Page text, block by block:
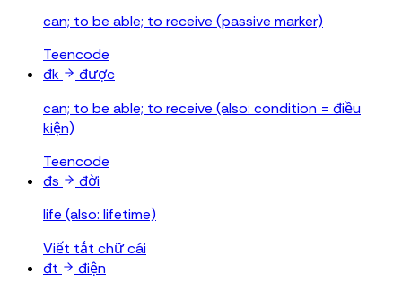
can; to be able; to receive (passive marker)
Teencode
đk
được
can; to be able; to receive (also: condition = điều
kiện)
Teencode
đs
đời
life (also: lifetime)
Viết tắt chữ cái
đt
điện